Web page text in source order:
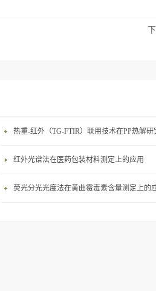
热重-红外（TG-FTIR）联用技术在PP热解研
红外光谱法在医药包装材料测定上的应用
荧光分光光度法在黄曲霉毒素含量测定上的